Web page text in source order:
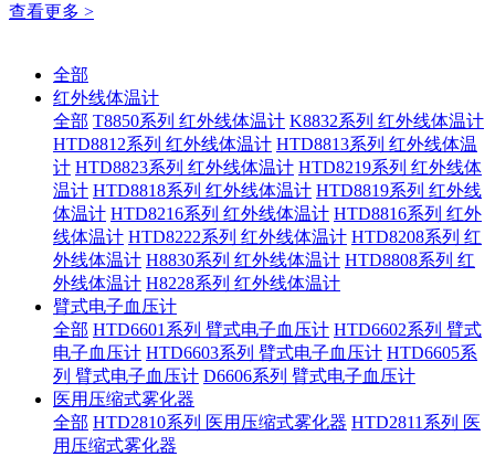
查看更多 >
全部
红外线体温计
全部 T8850系列 红外线体温计 K8832系列 红外线体温计
HTD8812系列 红外线体温计 HTD8813系列 红外线体温
计 HTD8823系列 红外线体温计 HTD8219系列 红外线体
温计 HTD8818系列 红外线体温计 HTD8819系列 红外线
体温计 HTD8216系列 红外线体温计 HTD8816系列 红外
线体温计 HTD8222系列 红外线体温计 HTD8208系列 红
外线体温计 H8830系列 红外线体温计 HTD8808系列 红
外线体温计 H8228系列 红外线体温计
臂式电子血压计
全部 HTD6601系列 臂式电子血压计 HTD6602系列 臂式
电子血压计 HTD6603系列 臂式电子血压计 HTD6605系
列 臂式电子血压计 D6606系列 臂式电子血压计
医用压缩式雾化器
全部 HTD2810系列 医用压缩式雾化器 HTD2811系列 医
用压缩式雾化器